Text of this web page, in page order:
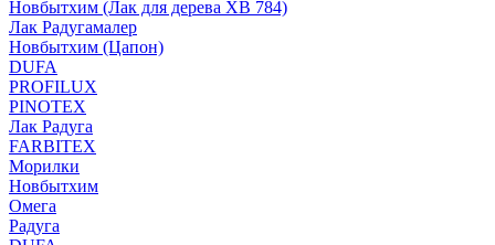
Новбытхим (Лак для дерева ХВ 784)
Лак Радугамалер
Новбытхим (Цапон)
DUFA
PROFILUX
PINOTEX
Лак Радуга
FARBITEX
Морилки
Новбытхим
Омега
Радуга